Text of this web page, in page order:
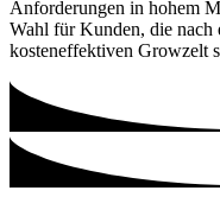
Anforderungen in hohem
Wahl für Kunden, die nach
kosteneffektiven Growzelt